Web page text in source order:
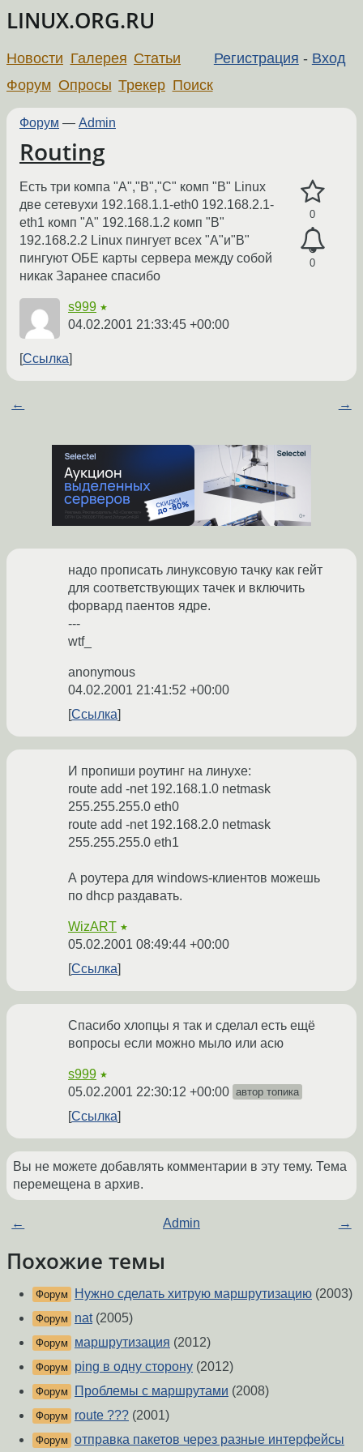
LINUX.ORG.RU
Регистрация - Вход
Новости Галерея Статьи
Форум Опросы Трекер Поиск
Форум — Admin
Routing
0
0
Есть три компа "A","B","C" комп "B" Linux
две сетевухи 192.168.1.1-eth0 192.168.2.1-
eth1 комп "A" 192.168.1.2 комп "B"
192.168.2.2 Linux пингует всех "A"и"B"
пингуют ОБЕ карты сервера между собой
никак Заранее спасибо
s999 ★
04.02.2001 21:33:45 +00:00
Ссылка
← →
надо прописать линуксовую тачку как гейт
для соответствующих тачек и включить
форвард паентов ядре.
---
wtf_
anonymous
04.02.2001 21:41:52 +00:00
Ссылка
И пропиши роутинг на линухе:
route add -net 192.168.1.0 netmask
255.255.255.0 eth0
route add -net 192.168.2.0 netmask
255.255.255.0 eth1
А роутера для windows-клиентов можешь
по dhcp раздавать.
WizART ★
05.02.2001 08:49:44 +00:00
Ссылка
Спасибо хлопцы я так и сделал есть ещё
вопросы если можно мыло или асю
s999 ★
05.02.2001 22:30:12 +00:00 автор топика
Ссылка
Вы не можете добавлять комментарии в эту тему. Тема
перемещена в архив.
← Admin →
Похожие темы
Форум Нужно сделать хитрую маршрутизацию (2003)
Форум nat(2005)
Форум маршрутизация (2012)
Форум ping в одну сторону (2012)
Форум Проблемы с маршрутами (2008)
Форум route ??? (2001)
Форум отправка пакетов через разные интерфейсы